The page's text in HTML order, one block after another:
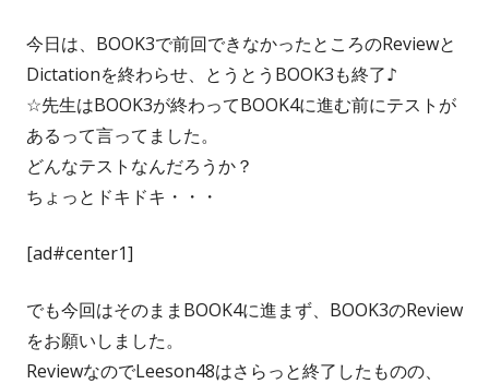
今日は、BOOK3で前回できなかったところのReviewと
Dictationを終わらせ、とうとうBOOK3も終了♪
☆先生はBOOK3が終わってBOOK4に進む前にテストが
あるって言ってました。
どんなテストなんだろうか？
ちょっとドキドキ・・・
[ad#center1]
でも今回はそのままBOOK4に進まず、BOOK3のReview
をお願いしました。
ReviewなのでLeeson48はさらっと終了したものの、